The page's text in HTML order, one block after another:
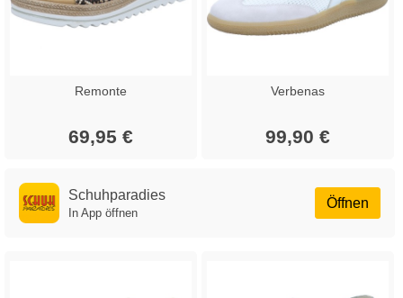
Remonte
69,95 €
Verbenas
99,90 €
Öffnen
Schuhparadies
In App öffnen